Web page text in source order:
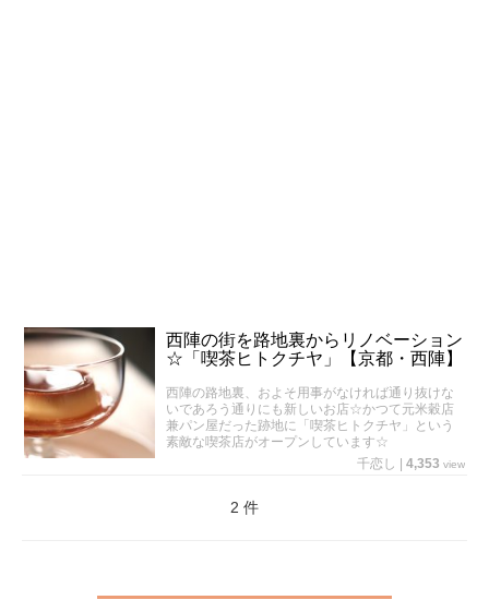
西陣の街を路地裏からリノベーション
☆「喫茶ヒトクチヤ」【京都・西陣】
西陣の路地裏、およそ用事がなければ通り抜けな
いであろう通りにも新しいお店☆かつて元米穀店
兼パン屋だった跡地に「喫茶ヒトクチヤ」という
素敵な喫茶店がオープンしています☆
千恋し
4,353 view
2 件